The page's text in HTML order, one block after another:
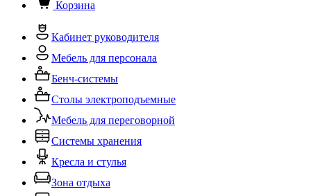
Корзина
Кабинет руководителя
Мебель для персонала
Бенч-системы
Столы электроподъемные
Мебель для переговорной
Системы хранения
Кресла и стулья
Зона отдыха